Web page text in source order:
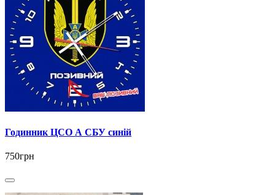
Годинник ЦСО А СБУ синій
750грн